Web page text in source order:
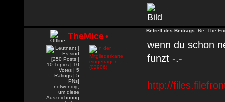
TheMice•
Betreff des Beitrags: Re: The
wenn du schon
funzt -.-
http://